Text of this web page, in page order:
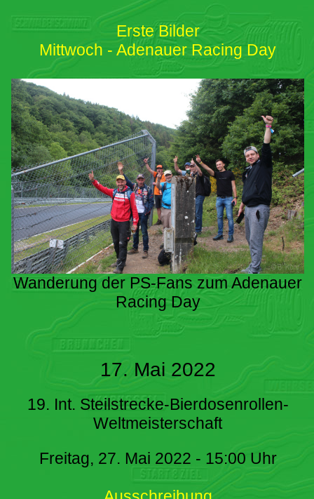
Erste Bilder
Mittwoch - Adenauer Racing Day
Wanderung der PS-Fans zum Adenauer
Racing Day
17. Mai 2022
19. Int. Steilstrecke-Bierdosenrollen-
Weltmeisterschaft
Freitag, 27. Mai 2022 - 15:00 Uhr